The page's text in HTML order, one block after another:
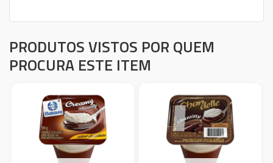
PRODUTOS VISTOS POR QUEM
PROCURA ESTE ITEM